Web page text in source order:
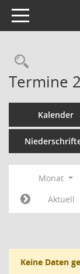
Toggle navigation
Termine
Kalender
Monat
Aktuell
Keine Daten